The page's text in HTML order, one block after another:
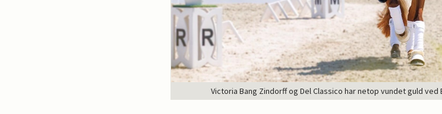
Victoria Bang Zindorff og Del Classico har netop vundet guld ved